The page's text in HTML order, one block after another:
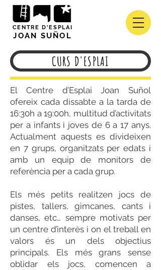
CENTRE D'ESPLAI
JOAN SUÑOL
CURS D'ESPLAI
El Centre d’Esplai Joan Suñol
ofereix cada dissabte a la tarda de
16:30h a 19:00h, multitud d’activitats
per a infants i joves de 6 a 17 anys.
Actualment aquests es divideixen
en 7 grups, organitzats per edats i
amb un equip de monitors de
referència per a cada grup.
Els més petits realitzen jocs de
pistes, tallers, gimcanes, cants i
danses, etc… sempre motivats per
un centre d’interès i on el treball en
valors és un dels objectius
principals. Els més grans sense
oblidar els jocs, comencen a